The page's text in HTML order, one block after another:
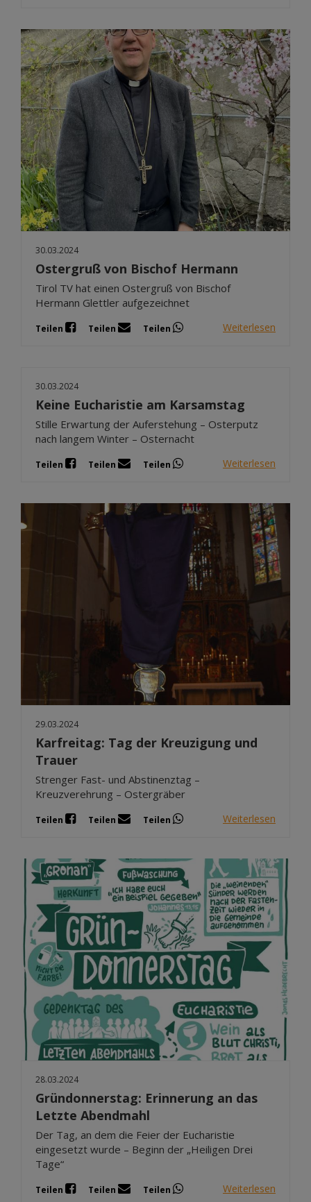
30.03.2024
Ostergruß von Bischof Hermann
Tirol TV hat einen Ostergruß von Bischof
Hermann Glettler aufgezeichnet
Teilen Teilen Teilen Weiterlesen
30.03.2024
Keine Eucharistie am Karsamstag
Stille Erwartung der Auferstehung – Osterputz
nach langem Winter – Osternacht
Teilen Teilen Teilen Weiterlesen
29.03.2024
Karfreitag: Tag der Kreuzigung und
Trauer
Strenger Fast- und Abstinenztag –
Kreuzverehrung – Ostergräber
Teilen Teilen Teilen Weiterlesen
28.03.2024
Gründonnerstag: Erinnerung an das
Letzte Abendmahl
Der Tag, an dem die Feier der Eucharistie
eingesetzt wurde – Beginn der „Heiligen Drei
Tage“
Teilen Teilen Teilen Weiterlesen